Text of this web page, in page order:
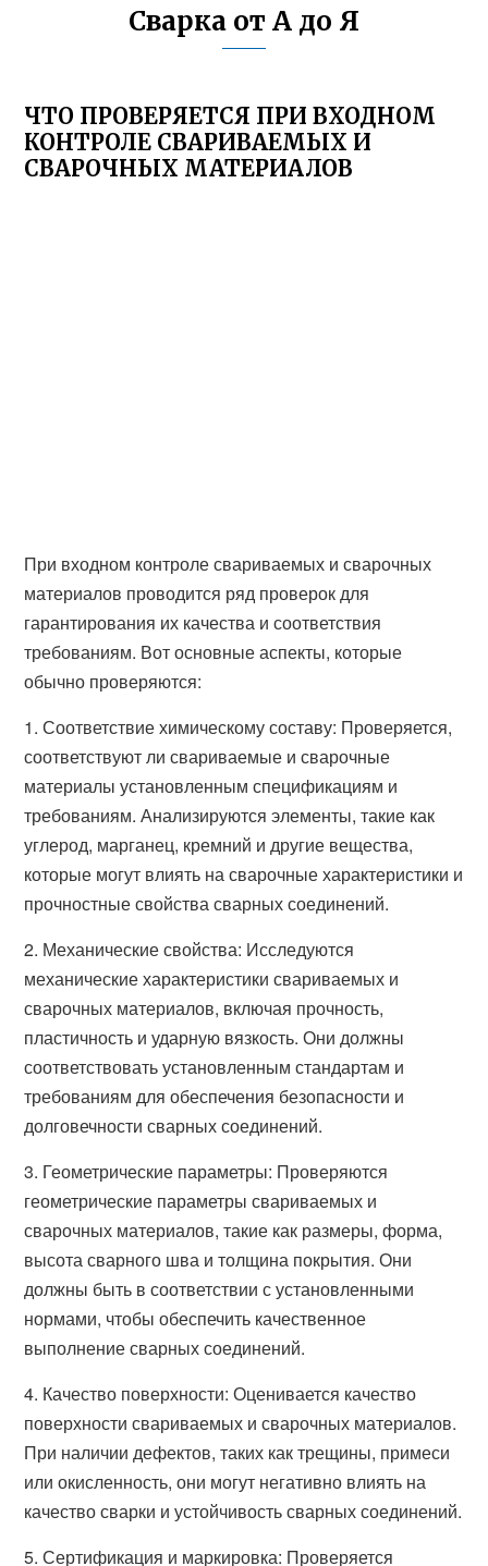
Сварка от А до Я
ЧТО ПРОВЕРЯЕТСЯ ПРИ ВХОДНОМ
КОНТРОЛЕ СВАРИВАЕМЫХ И
СВАРОЧНЫХ МАТЕРИАЛОВ
При входном контроле свариваемых и сварочных
материалов проводится ряд проверок для
гарантирования их качества и соответствия
требованиям. Вот основные аспекты, которые
обычно проверяются:
1. Соответствие химическому составу: Проверяется,
соответствуют ли свариваемые и сварочные
материалы установленным спецификациям и
требованиям. Анализируются элементы, такие как
углерод, марганец, кремний и другие вещества,
которые могут влиять на сварочные характеристики и
прочностные свойства сварных соединений.
2. Механические свойства: Исследуются
механические характеристики свариваемых и
сварочных материалов, включая прочность,
пластичность и ударную вязкость. Они должны
соответствовать установленным стандартам и
требованиям для обеспечения безопасности и
долговечности сварных соединений.
3. Геометрические параметры: Проверяются
геометрические параметры свариваемых и
сварочных материалов, такие как размеры, форма,
высота сварного шва и толщина покрытия. Они
должны быть в соответствии с установленными
нормами, чтобы обеспечить качественное
выполнение сварных соединений.
4. Качество поверхности: Оценивается качество
поверхности свариваемых и сварочных материалов.
При наличии дефектов, таких как трещины, примеси
или окисленность, они могут негативно влиять на
качество сварки и устойчивость сварных соединений.
5. Сертификация и маркировка: Проверяется